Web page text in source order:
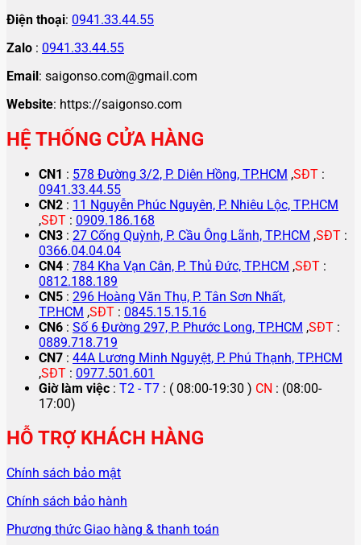
Điện thoại: 0941.33.44.55
Zalo : 0941.33.44.55
Email: saigonso.com@gmail.com
Website: https://saigonso.com
HỆ THỐNG CỬA HÀNG
CN1 : 578 Đường 3/2, P. Diên Hồng, TP.HCM ,SĐT :
0941.33.44.55
CN2 : 11 Nguyễn Phúc Nguyên, P. Nhiêu Lộc, TP.HCM
,SĐT : 0909.186.168
CN3 : 27 Cống Quỳnh, P. Cầu Ông Lãnh, TP.HCM ,SĐT :
0366.04.04.04
CN4 : 784 Kha Vạn Cân, P. Thủ Đức, TP.HCM ,SĐT :
0812.188.189
CN5 : 296 Hoàng Văn Thụ, P. Tân Sơn Nhất,
TP.HCM ,SĐT : 0845.15.15.16
CN6 : Số 6 Đường 297, P. Phước Long, TP.HCM ,SĐT :
0889.718.719
CN7 : 44A Lương Minh Nguyệt, P. Phú Thạnh, TP.HCM
,SĐT : 0977.501.601
Giờ làm việc : T2 - T7 : ( 08:00-19:30 ) CN : (08:00-
17:00)
HỖ TRỢ KHÁCH HÀNG
Chính sách bảo mật
Chính sách bảo hành
Phương thức Giao hàng & thanh toán